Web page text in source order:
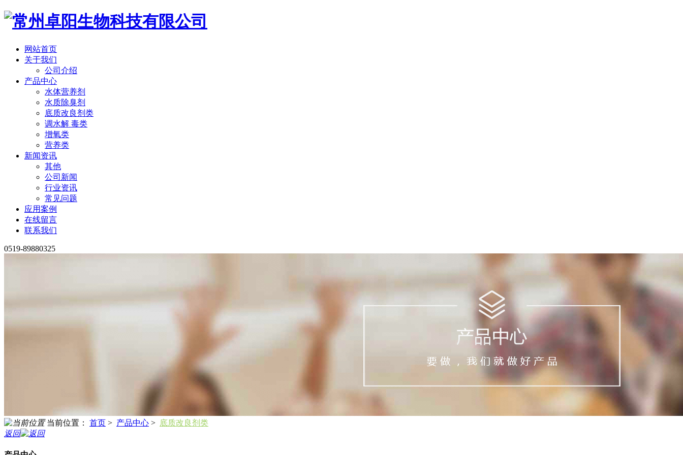
网站首页
关于我们
公司介绍
产品中心
水体营养剂
水质除臭剂
底质改良剂类
调水解 毒类
增氧类
营养类
新闻资讯
其他
公司新闻
行业资讯
常见问题
应用案例
在线留言
联系我们
0519-89880325
当前位置： 首页 > 产品中心 > 底质改良剂类
返回